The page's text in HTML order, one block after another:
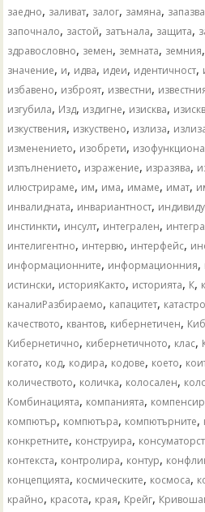
заедно, заливат, залог, замяна, запазва
започнало, застой, затънала, защита,
здравословно, земен, земната, земния,
значение, и, идва, идеи, идентичност,
избавено, изброят, известни,
изгубила, Изд, издигне, изисква,
изкуствения, изкуствено, излиза,
изменението, изобрети,
изпълнението, изражение, изразява,
илюстрираме, им, има, имаме, имат,
инвалидната, инвариантност,
инстинкти, инсулт, интегрален,
интелигентно, интервю, интерфейс,
информационните, информационния,
истински, историяКакто, историята, К,
каналиРазбираемо, капацитет,
качеството, квантов, кибернетичен,
Кибернетично, кибернетичното, клас,
когато, код, кодира, кодове, което,
количеството, количка, колосален,
Комбинацията, компанията,
компютър, компютъра, компютърните,
конкретните, конструира,
контекста, контролира, контур,
концепцията, космическите, космоса,
крайно, красота, края, Крейг,